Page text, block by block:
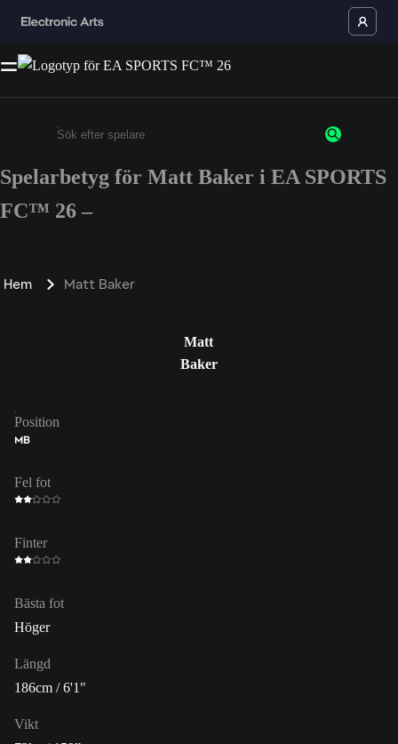
Ange minst 3 tecken eller siffror
Spelarbetyg för Matt Baker i EA SPORTS
FC™ 26 –
Hem Matt Baker
Matt
Baker
Position
MB
Fel fot
Finter
Bästa fot
Höger
Längd
186cm / 6'1"
Vikt